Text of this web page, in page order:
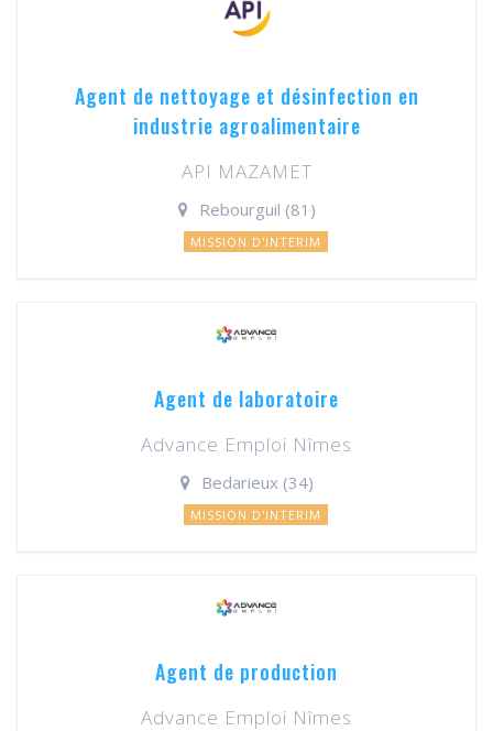
Agent de nettoyage et désinfection en
industrie agroalimentaire
API MAZAMET
Rebourguil (81)
MISSION D'INTERIM
Agent de laboratoire
Advance Emploi Nîmes
Bedarieux (34)
MISSION D'INTERIM
Agent de production
Advance Emploi Nîmes